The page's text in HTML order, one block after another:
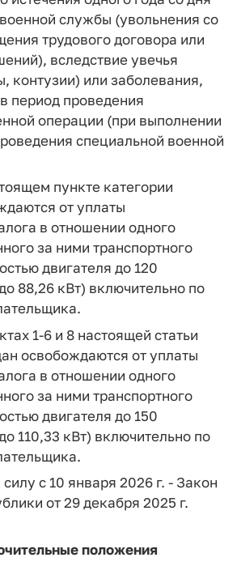
службы (увольнения со
трудового договора или
вследствие увечья
контузии) или заболевания,
период проведения
операции (при выполнении
специальной военной
пункте категории
от уплаты
в отношении одного
за ними транспортного
двигателя до 120
88,26 кВт) включительно по
1-6 и 8 настоящей статьи
освобождаются от уплаты
в отношении одного
за ними транспортного
двигателя до 150
110,33 кВт) включительно по
силу с 10 января 2026 г. - Закон
от 29 декабря 2025 г.
положения